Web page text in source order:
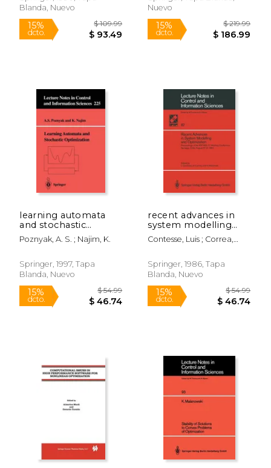
Blanda, Nuevo
15%
dcto.
$ 109.99
$ 93.49
Nuevo
15%
dcto.
learning automata
and stochastic
optimization (en
Inglés)
Poznyak, A. S. ; Najim, K.
Springer, 1997, Tapa
Blanda, Nuevo
recent advances in
system modelling
and optimization:
proceedings of the
conference, santiago,
chile, august 27 - 31,
Contesse, Luis ; Correa,
Springer, 1986, Tapa
Blanda, Nuevo